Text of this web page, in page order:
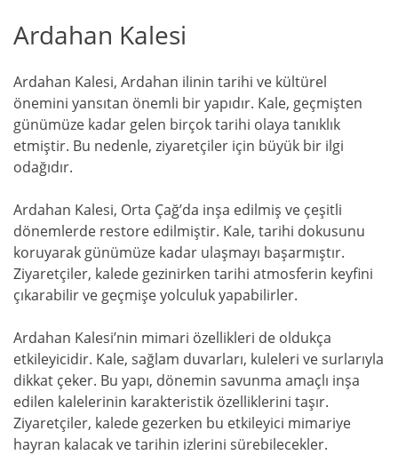
Ardahan Kalesi
Ardahan Kalesi, Ardahan ilinin tarihi ve kültürel
önemini yansıtan önemli bir yapıdır. Kale, geçmişten
günümüze kadar gelen birçok tarihi olaya tanıklık
etmiştir. Bu nedenle, ziyaretçiler için büyük bir ilgi
odağıdır.
Ardahan Kalesi, Orta Çağ’da inşa edilmiş ve çeşitli
dönemlerde restore edilmiştir. Kale, tarihi dokusunu
koruyarak günümüze kadar ulaşmayı başarmıştır.
Ziyaretçiler, kalede gezinirken tarihi atmosferin keyfini
çıkarabilir ve geçmişe yolculuk yapabilirler.
Ardahan Kalesi’nin mimari özellikleri de oldukça
etkileyicidir. Kale, sağlam duvarları, kuleleri ve surlarıyla
dikkat çeker. Bu yapı, dönemin savunma amaçlı inşa
edilen kalelerinin karakteristik özelliklerini taşır.
Ziyaretçiler, kalede gezerken bu etkileyici mimariye
hayran kalacak ve tarihin izlerini sürebilecekler.